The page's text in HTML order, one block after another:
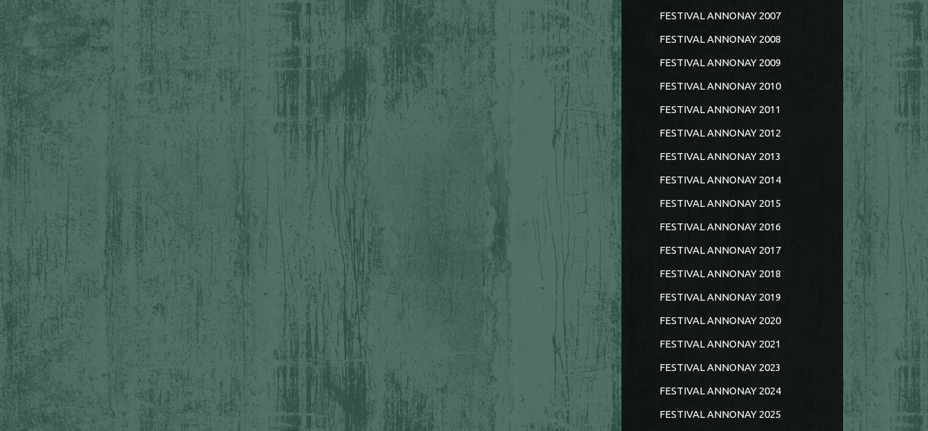
FESTIVAL ANNONAY 2007
FESTIVAL ANNONAY 2008
FESTIVAL ANNONAY 2009
FESTIVAL ANNONAY 2010
FESTIVAL ANNONAY 2011
FESTIVAL ANNONAY 2012
FESTIVAL ANNONAY 2013
FESTIVAL ANNONAY 2014
FESTIVAL ANNONAY 2015
FESTIVAL ANNONAY 2016
FESTIVAL ANNONAY 2017
FESTIVAL ANNONAY 2018
FESTIVAL ANNONAY 2019
FESTIVAL ANNONAY 2020
FESTIVAL ANNONAY 2021
FESTIVAL ANNONAY 2023
FESTIVAL ANNONAY 2024
FESTIVAL ANNONAY 2025